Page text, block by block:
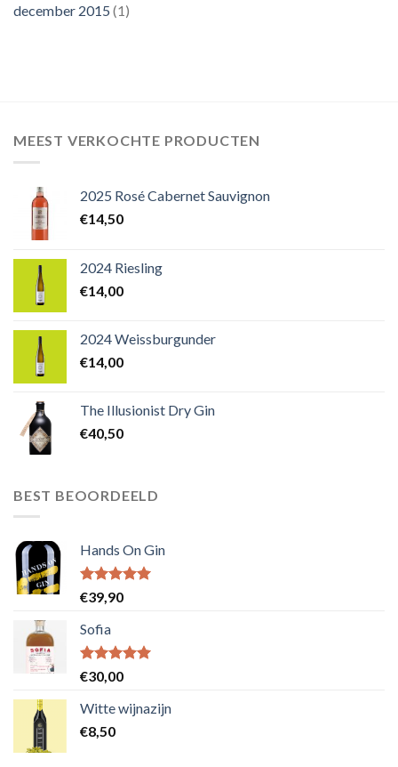
december 2015 (1)
MEEST VERKOCHTE PRODUCTEN
2025 Rosé Cabernet Sauvignon
€14,50
2024 Riesling
€14,00
2024 Weissburgunder
€14,00
The Illusionist Dry Gin
€40,50
BEST BEOORDEELD
Hands On Gin
Waardering
5.00uit 5
€39,90
Sofia
Waardering
5.00uit 5
€30,00
Witte wijnazijn
€8,50